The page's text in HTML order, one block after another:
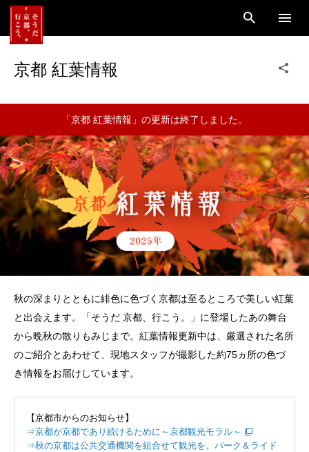
京都 紅葉情報
「京都 紅葉情報」の更新は終了しました。
秋の深まりとともに緋色に色づく京都は至るところで美しい紅葉
と出会えます。「そうだ 京都、行こう。」に登場したあの舞台
から晩秋の散りもみじまで。紅葉情報更新中は、厳選された名所
のご紹介とあわせて、現地スタッフが撮影した約75ヵ所の色づ
き情報をお届けしています。
【京都市からのお知らせ】
⇒京都が京都であり続けるために～京都観光モラル～
⇒秋の京都は公共交通機関を組合せて観光を。パーク＆ライド